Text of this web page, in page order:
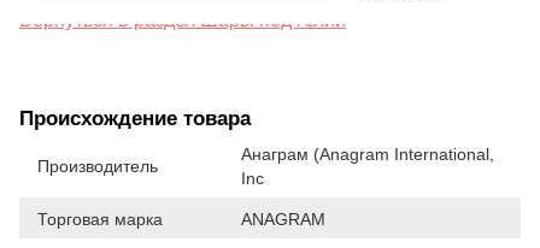
Вернуться в раздел Шары под гелий
Происхождение товара
Производитель
Анаграм (Anagram International,
Inc
Торговая марка ANAGRAM